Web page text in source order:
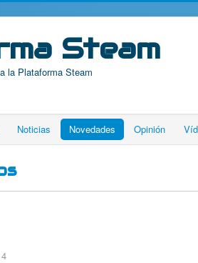
Steam
la Plataforma Steam
Noticias Novedades Opinión